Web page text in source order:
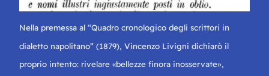
Nella premessa al “Quadro cronologico degli scrittori in
dialetto napolitano” (1879), Vincenzo Livigni dichiarò il
proprio intento: rivelare «bellezze finora inosservate»,